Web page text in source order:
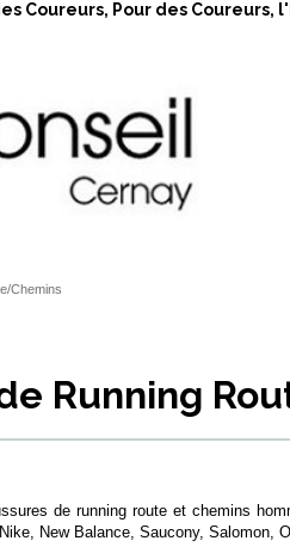
Coureurs, Pour des Coureurs,
Chemins
Running
de running route et chemins
New Balance, Saucony, Salomon,